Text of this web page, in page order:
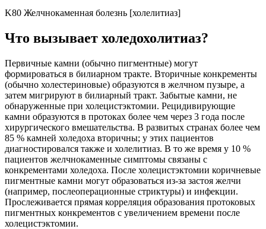
K80 Желчнокаменная болезнь [холелитиаз]
Что вызывает холедохолитиаз?
Первичные камни (обычно пигментные) могут
формироваться в билиарном тракте. Вторичные конкременты
(обычно холестериновые) образуются в желчном пузыре, а
затем мигрируют в билиарный тракт. Забытые камни, не
обнаруженные при холецистэктомии. Рецидивирующие
камни образуются в протоках более чем через 3 года после
хирургического вмешательства. В развитых странах более чем
85 % камней холедоха вторичны; у этих пациентов
диагностировался также и холелитиаз. В то же время у 10 %
пациентов желчнокаменные симптомы связаны с
конкрементами холедоха. После холецистэктомии коричневые
пигментные камни могут образоваться из-за застоя желчи
(например, послеоперационные стриктуры) и инфекции.
Прослеживается прямая корреляция образования протоковых
пигментных конкрементов с увеличением времени после
холецистэктомии.